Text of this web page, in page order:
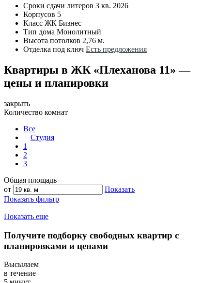
Сроки сдачи литеров 3 кв. 2026
Корпусов 5
Класс ЖК Бизнес
Тип дома Монолитный
Высота потолков 2,76 м.
Отделка под ключ Есть предложения
Квартиры в ЖК «Плеханова 11» —
цены и планировки
закрыть
Количество комнат
Все
Студия
1
2
3
Общая площадь
от
Показать
Показать фильтр
Показать еще
Получите подборку свободных квартир с
планировками и ценами
Высылаем
в течение